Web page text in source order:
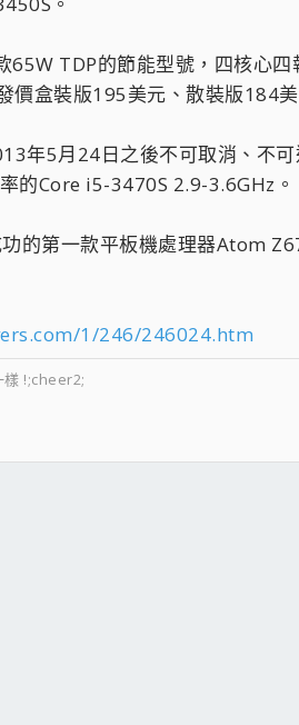
65W TDP的節能型號，四核心
盒裝版195美元、散裝版184美
年5月24日之後不可取消、不
的Core i5-3470S 2.9-3.6GHz。
的第一款平板機處理器Atom
1/246/246024.htm
!;cheer2;